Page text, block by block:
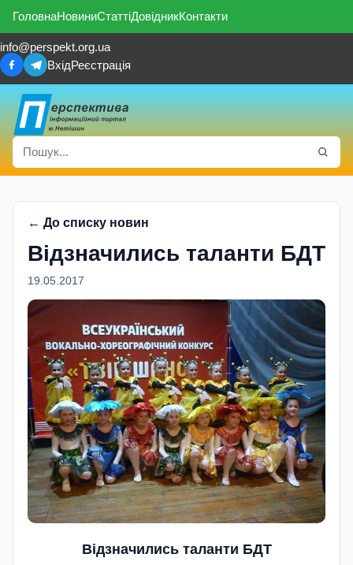
ГоловнаНовиниСтаттіДовідникКонтакти
info@perspekt.org.ua
ВхідРеєстрація
← До списку новин
Відзначились таланти БДТ
19.05.2017
Відзначились таланти БДТ